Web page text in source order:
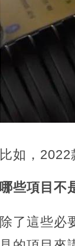
比如，2022
哪些項目不
除了這些必